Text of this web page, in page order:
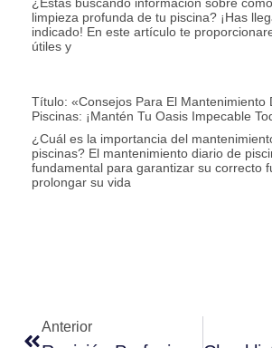
¿Estás buscando información sobre
limpieza profunda de tu piscina? ¡Has
indicado! En este artículo te
útiles y
Título: «Consejos Para El Mantenimiento
Piscinas: ¡Mantén Tu Oasis Impecable
¿Cuál es la importancia del
piscinas? El mantenimiento diario de
fundamental para garantizar su correcto
prolongar su vida
Anterior